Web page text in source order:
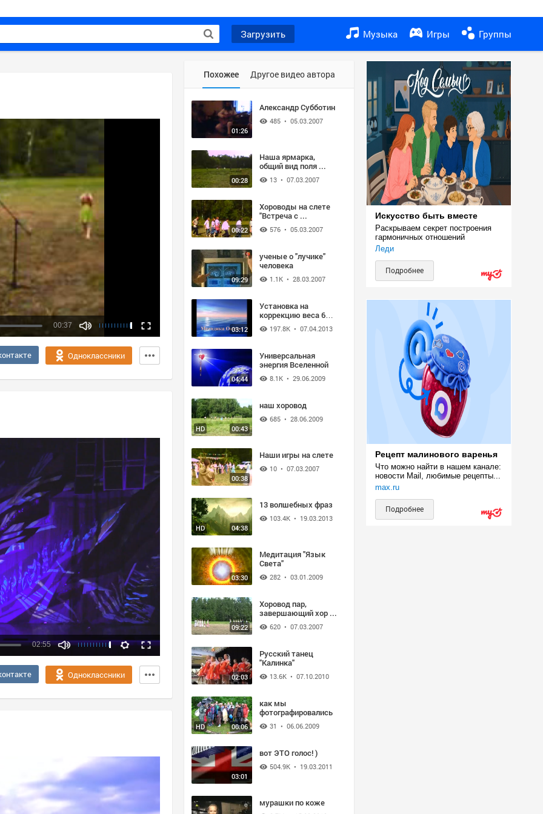
Загрузить Музыка Игры Группы
00:37
Одноклассники
Качество:
360p
720p
02:55
Одноклассники
Похожее Другое видео автора
01:26
Александр Субботин
485 • 05.03.2007
00:28
Наша ярмарка,
общий вид поля ...
13 • 07.03.2007
00:22
Хороводы на слете
"Встреча с ...
576 • 05.03.2007
09:29
ученые о "лучике"
человека
1.1K • 28.03.2007
03:12
Установка на
коррекцию веса 60
кг 197.8K • 07.04.2013
04:44
Универсальная
энергия Вселенной
8.1K • 29.06.2009
00:43
HD
наш хоровод
685 • 28.06.2009
00:38
Наши игры на слете
10 • 07.03.2007
04:38
HD
13 волшебных фраз
103.4K • 19.03.2013
03:30
Медитация "Язык
Света"
282 • 03.01.2009
09:22
Хоровод пар,
завершающий хор ...
620 • 07.03.2007
02:03
Русский танец
"Калинка"
13.6K • 07.10.2010
00:06
HD
как мы
фотографировались
31 • 06.06.2009
03:01
вот ЭТО голос! )
504.9K • 19.03.2011
мурашки по коже
Искусство быть вместе
Раскрываем секрет построения
гармоничных отношений
Леди
Подробнее
Рецепт малинового варенья
Что можно найти в нашем канале:
новости Mail, любимые рецепты...
max.ru
Подробнее